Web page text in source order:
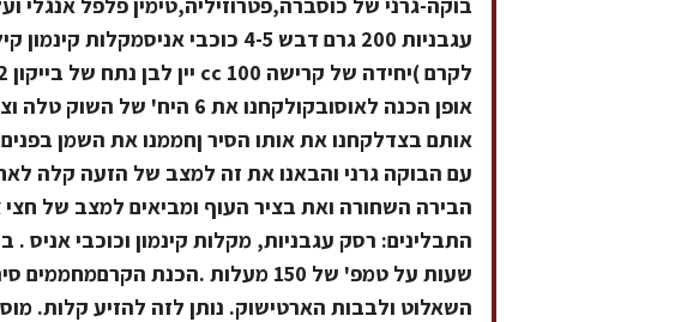
אופן הכנה לאוסובקולקחנו את
אותם בצדלקחנו את אותו הסיר ןחממנו את השמן
עם הבוקה גרני והבאנו את זה למצב של הזעה קלה
הבירה השחורה ואת בציר העוף ומביאים למצב של חצי
שעות על טמפ' של 150 מעלות .הכנת
השאלוט ולבבות הארטישוק. נותן לזה להזיע קלות.